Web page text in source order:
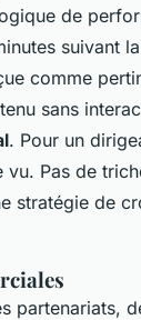
de
suivant
comme
sans
. Pour un
vu. Pas de
stratégie de
partenariats,